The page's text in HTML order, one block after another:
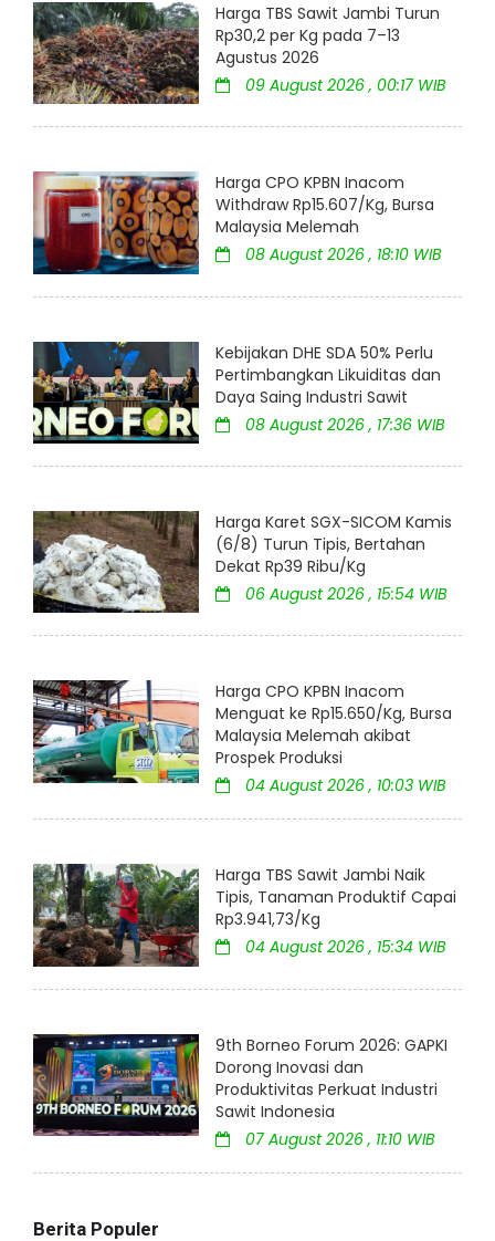
Harga TBS Sawit Jambi Turun
Rp30,2 per Kg pada 7–13
Agustus 2026
09 August 2026 , 00:17 WIB
Harga CPO KPBN Inacom
Withdraw Rp15.607/Kg, Bursa
Malaysia Melemah
08 August 2026 , 18:10 WIB
Kebijakan DHE SDA 50% Perlu
Pertimbangkan Likuiditas dan
Daya Saing Industri Sawit
08 August 2026 , 17:36 WIB
Harga Karet SGX-SICOM Kamis
(6/8) Turun Tipis, Bertahan
Dekat Rp39 Ribu/Kg
06 August 2026 , 15:54 WIB
Harga CPO KPBN Inacom
Menguat ke Rp15.650/Kg, Bursa
Malaysia Melemah akibat
Prospek Produksi
04 August 2026 , 10:03 WIB
Harga TBS Sawit Jambi Naik
Tipis, Tanaman Produktif Capai
Rp3.941,73/Kg
04 August 2026 , 15:34 WIB
9th Borneo Forum 2026: GAPKI
Dorong Inovasi dan
Produktivitas Perkuat Industri
Sawit Indonesia
07 August 2026 , 11:10 WIB
Berita Populer